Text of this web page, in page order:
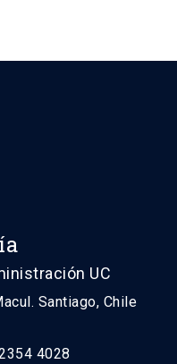
UC
Santiago, Chile
4028